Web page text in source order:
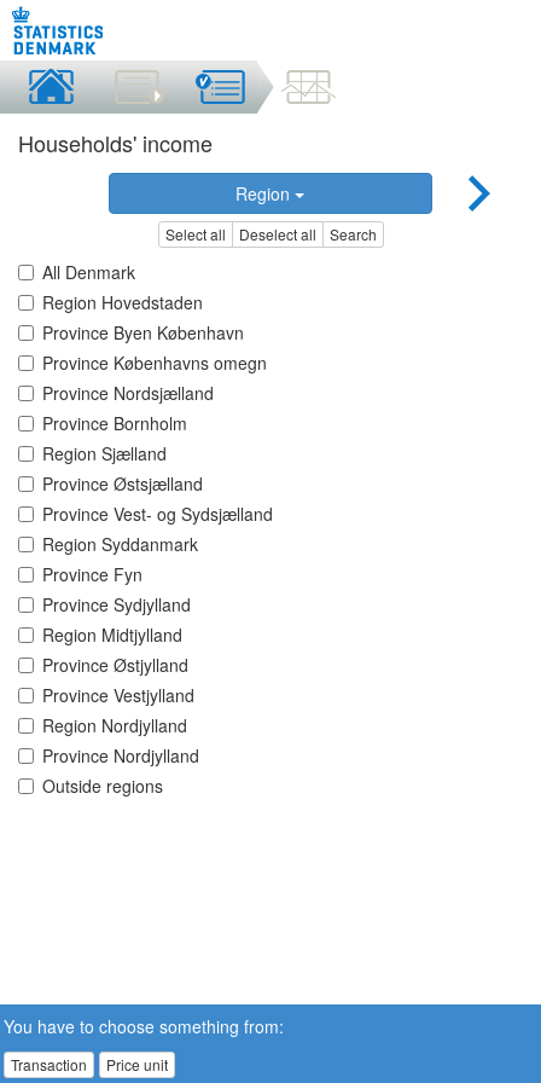
Households' income
Region
Select all Deselect all Search
All Denmark
Region Hovedstaden
Province Byen København
Province Københavns omegn
Province Nordsjælland
Province Bornholm
Region Sjælland
Province Østsjælland
Province Vest- og Sydsjælland
Region Syddanmark
Province Fyn
Province Sydjylland
Region Midtjylland
Province Østjylland
Province Vestjylland
Region Nordjylland
Province Nordjylland
Outside regions
You have to choose something from:
Transaction Price unit